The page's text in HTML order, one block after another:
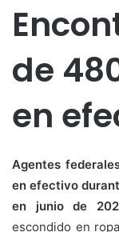
de
en
Agentes
en efectivo
en junio de
escondido en